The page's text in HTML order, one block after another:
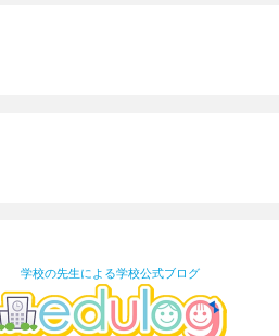
学校の先生による学校公式ブログ